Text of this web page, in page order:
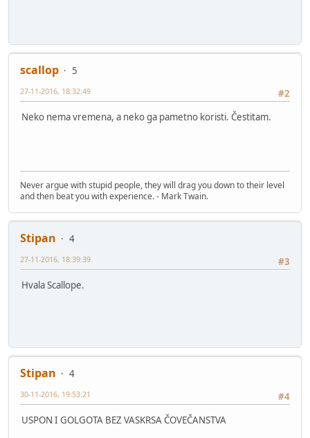
scallop
5
#2
27-11-2016, 18:32:49
Neko nema vremena, a neko ga pametno koristi. Čestitam.
Never argue with stupid people, they will drag you down to their level
and then beat you with experience. - Mark Twain.
Stipan
4
#3
27-11-2016, 18:39:39
Hvala Scallope.
Stipan
4
#4
30-11-2016, 19:53:21
USPON I GOLGOTA BEZ VASKRSA ČOVEČANSTVA